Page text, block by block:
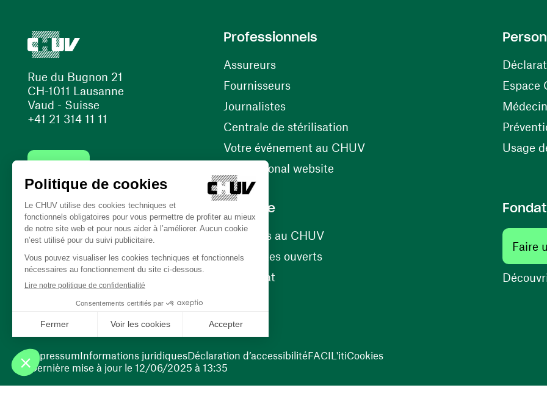
Rue du Bugnon 21
CH-1011 Lausanne
Vaud - Suisse
+41 21 314 11 11
(ouvre une nouvelle fenêtre)
(ouvre une nouvelle fenêtre)
Professionnels
Assureurs
Fournisseurs(ouvre une nouvelle fenêtre)
Journalistes
Centrale de stérilisation
Votre événement au CHUV(ouvre une nouvelle fenêtre)
International website
Espace
Usage
Carrière
Carrières au CHUV(ouvre une nouvelle fenêtre)
Nos postes ouverts(ouvre une nouvelle fenêtre)
Bénévolat
Faire
Dernière mise à jour le 12/06/2025 à 13:35
ImpressumInformations juridiquesDéclaration d’accessibilitéFACIL'itiCookies